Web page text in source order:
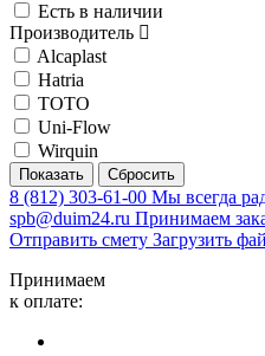
Есть в наличии
Производитель
Alcaplast
Hatria
TOTO
Uni-Flow
Wirquin
8 (812) 303-61-00 Мы всегда
spb@duim24.ru Принимаем
Отправить смету Загрузить
Принимаем
к оплате: